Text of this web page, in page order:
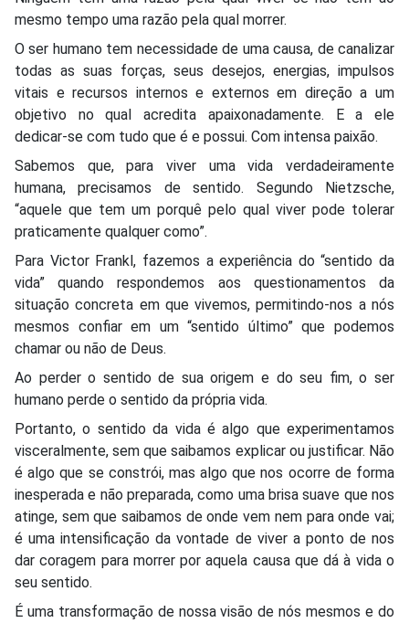
mesmo tempo uma razão pela qual morrer.
O ser humano tem necessidade de uma causa, de canalizar
todas as suas forças, seus desejos, energias, impulsos
vitais e recursos internos e externos em direção a um
objetivo no qual acredita apaixonadamente. E a ele
dedicar-se com tudo que é e possui. Com intensa paixão.
Sabemos que, para viver uma vida verdadeiramente
humana, precisamos de sentido. Segundo Nietzsche,
“aquele que tem um porquê pelo qual viver pode tolerar
praticamente qualquer como”.
Para Victor Frankl, fazemos a experiência do “sentido da
vida” quando respondemos aos questionamentos da
situação concreta em que vivemos, permitindo-nos a nós
mesmos confiar em um “sentido último” que podemos
chamar ou não de Deus.
Ao perder o sentido de sua origem e do seu fim, o ser
humano perde o sentido da própria vida.
Portanto, o sentido da vida é algo que experimentamos
visceralmente, sem que saibamos explicar ou justificar. Não
é algo que se constrói, mas algo que nos ocorre de forma
inesperada e não preparada, como uma brisa suave que nos
atinge, sem que saibamos de onde vem nem para onde vai;
é uma intensificação da vontade de viver a ponto de nos
dar coragem para morrer por aquela causa que dá à vida o
seu sentido.
É uma transformação de nossa visão de nós mesmos e do